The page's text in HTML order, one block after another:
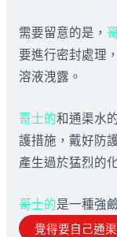
需要留意的是，
要進行密封處理
溶液洩露。
哥士的和通渠水
護措施，戴好防
產生過於猛烈的
哥士的是一種強
覺得要自己通